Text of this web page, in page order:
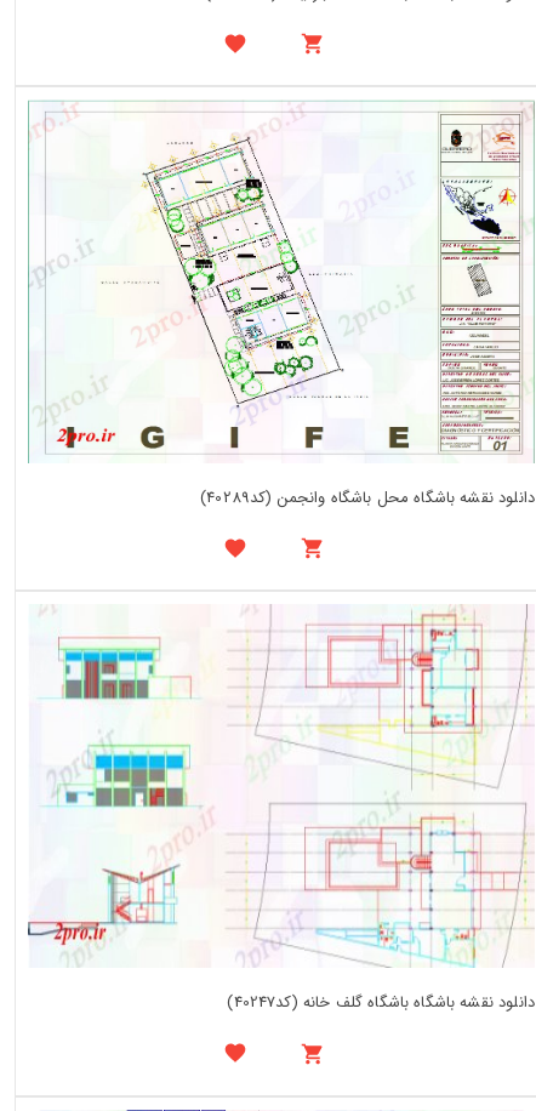
دانلود نقشه باشگاه محل باشگاه وانجمن (کد40289)
دانلود نقشه باشگاه باشگاه گلف خانه (کد40247)